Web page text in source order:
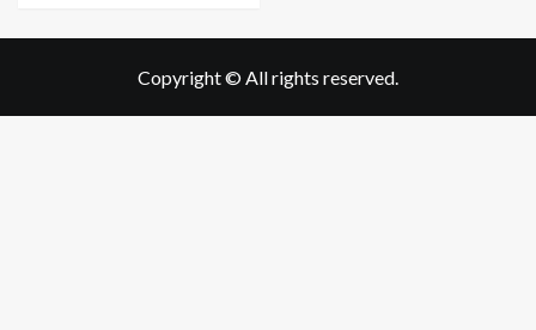
Copyright © All rights reserved.